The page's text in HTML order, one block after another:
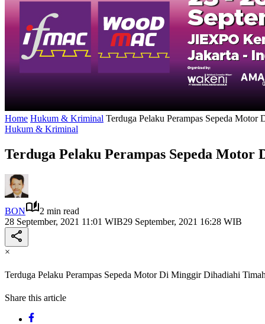
Home Hukum & Kriminal Terduga Pelaku Perampas Sepeda
Hukum & Kriminal
Terduga Pelaku Perampas Sepeda
BON
2 min read
28 September, 2021 11:01 WIB29 September, 2021 16:28 WIB
×
Terduga Pelaku Perampas Sepeda Motor Di Minggir Dihadiahi
Share this article